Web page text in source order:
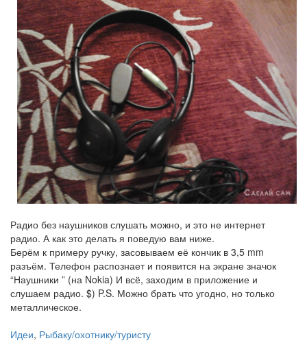
Радио без наушников слушать можно, и это не интернет
радио. А как это делать я поведую вам ниже.
Берём к примеру ручку, засовываем её кончик в 3,5 mm
разъём. Телефон распознает и появится на экране значок
“Наушники ” (на Nokia) И всё, заходим в приложение и
слушаем радио. $) P.S. Можно брать что угодно, но только
металлическое.
Идеи, Рыбаку/охотнику/туристу